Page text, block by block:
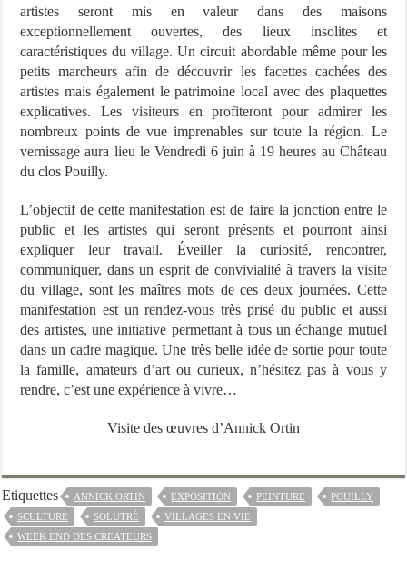
artistes seront mis en valeur dans des maisons
exceptionnellement ouvertes, des lieux insolites et
caractéristiques du village. Un circuit abordable même pour les
petits marcheurs afin de découvrir les facettes cachées des
artistes mais également le patrimoine local avec des plaquettes
explicatives. Les visiteurs en profiteront pour admirer les
nombreux points de vue imprenables sur toute la région. Le
vernissage aura lieu le Vendredi 6 juin à 19 heures au Château
du clos Pouilly.
L’objectif de cette manifestation est de faire la jonction entre le
public et les artistes qui seront présents et pourront ainsi
expliquer leur travail. Éveiller la curiosité, rencontrer,
communiquer, dans un esprit de convivialité à travers la visite
du village, sont les maîtres mots de ces deux journées. Cette
manifestation est un rendez-vous très prisé du public et aussi
des artistes, une initiative permettant à tous un échange mutuel
dans un cadre magique. Une très belle idée de sortie pour toute
la famille, amateurs d’art ou curieux, n’hésitez pas à vous y
rendre, c’est une expérience à vivre…
Visite des œuvres d’Annick Ortin
Etiquettes ANNICK ORTIN EXPOSITION PEINTURE
POUILLY
SCULTURE
SOLUTRÉ
VILLAGES EN VIE
WEEK END DES CREATEURS